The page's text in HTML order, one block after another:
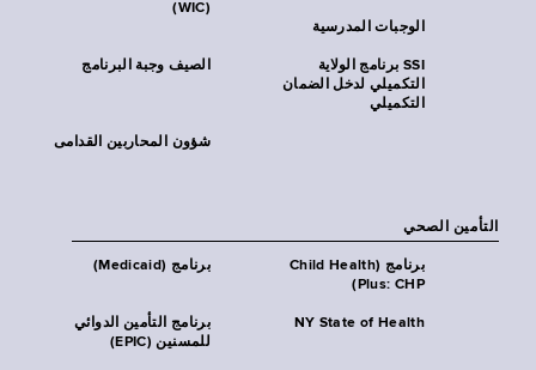
(WIC)
الوجبات المدرسية
الصيف وجبة البرنامج
SSI برنامج الولاية
التكميلي لدخل الضمان
التكميلي
شؤون المحاربين القدامى
التأمين الصحي
برنامج (Medicaid)
برنامج (Child Health
Plus: CHP)
برنامج التأمين الدوائي
للمسنين (EPIC)
NY State of Health